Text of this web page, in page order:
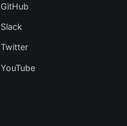
GitHub
Slack
Twitter
YouTube